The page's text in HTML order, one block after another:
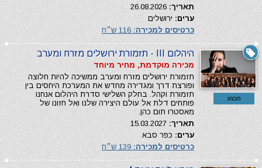
תאריך:
ערים: ירושלים
כרטיסים למכירה:
מבצע
היהלום III - תזמורת ירושלים מזרח ומערב
מכירה מוקדמת, מחיר מיוחד
תזמורת ירושלים מזרח ומערב ממשיכה להיות חלוצה
ופורצת דרך ומגדירה מחדש את המערכת היחסים בין
תזמורת וקהל. בחלק השלישי סדרת היהלום אנחנו
פותחים דלת אל עולם היצירה שלנו ואל חזונו של
מאסטרו תום כהן.
תאריך:
ערים: כפר סבא
כרטיסים למכירה: